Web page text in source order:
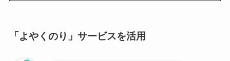
「よやくのり」サービスを活用